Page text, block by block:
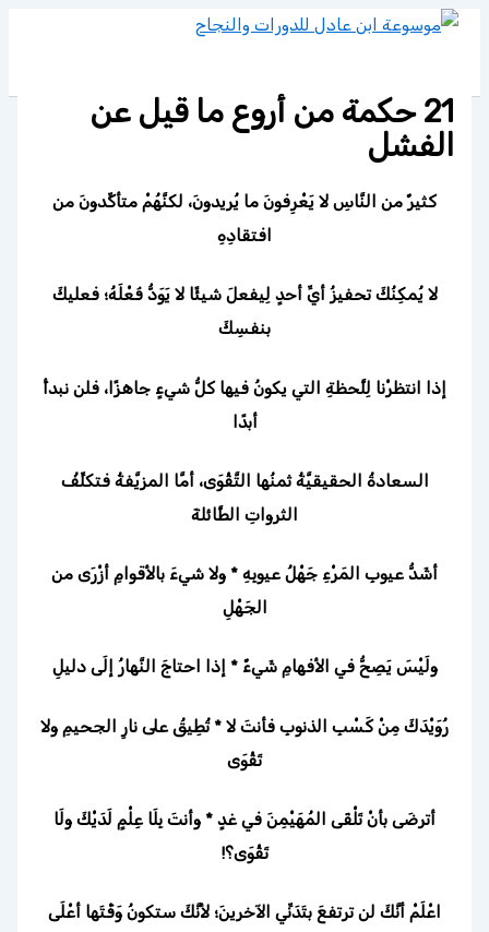
تخطي
المحتوى
21 حكمة من أروع ما قيل عن
الفشل
كثيرٌ من النَّاسِ لا يَعْرِفونَ ما يُريدونَ، لكنَّهُمْ متأكِّدونَ من
افتقادِهِ
لا يُمكِنُكَ تحفيزُ أيِّ أحدٍ لِيفعلَ شيئًا لا يَوَدُّ فَعْلَهُ؛ فعليكَ
بنفسِكَ
إذا انتظرْنا لِلَّحظةِ التي يكونُ فيها كلُّ شيءٍ جاهزًا، فلن نبدأَ
أبدًا
السعادةُ الحقيقيَّةُ ثمنُها التَّقْوَى، أمَّا المزيَّفةُ فتكلِّفُ
الثرواتِ الطَّائلةَ
أشَدُّ عيوبِ المَرْءِ جَهْلُ عيوبِهِ * ولا شيءَ بالأقوامِ أزْرَى من
الجَهْلِ
ولَيْسَ يَصِحُّ في الأفهامِ شَيءٌ * إذا احتاجَ النَّهارُ إلَى دليلِ
رُوَيْدَكَ مِنْ كَسْبِ الذنوبِ فأنتَ لا * تُطِيقُ على نارِ الجحيمِ ولا
تَقْوَى
أترضَى بأنْ تَلْقَى المُهَيْمِنَ في غدٍ * وأنتَ بِلَا عِلْمٍ لَدَيْكَ ولَا
تَقْوَى؟!
اعْلَمْ أنَّكَ لن ترتفعَ بتَدَنِّي الآخرينَ؛ لأنَّكَ ستكونُ وَقْتَها أعْلَى